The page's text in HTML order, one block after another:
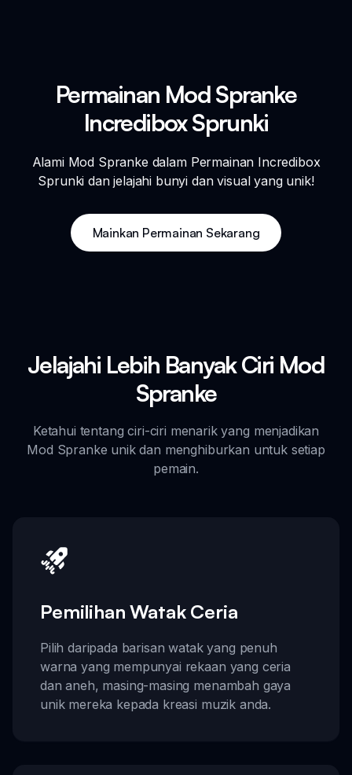
Permainan Mod Spranke
Incredibox Sprunki
Alami Mod Spranke dalam Permainan Incredibox
Sprunki dan jelajahi bunyi dan visual yang unik!
Mainkan Permainan Sekarang
Jelajahi Lebih Banyak Ciri Mod
Spranke
Ketahui tentang ciri-ciri menarik yang menjadikan
Mod Spranke unik dan menghiburkan untuk setiap
pemain.
Pemilihan Watak Ceria
Pilih daripada barisan watak yang penuh
warna yang mempunyai rekaan yang ceria
dan aneh, masing-masing menambah gaya
unik mereka kepada kreasi muzik anda.